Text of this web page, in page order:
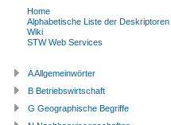
Home
Alphabetische Liste der Deskriptoren
Wiki
STW Web Services
A Allgemeinwörter
B Betriebswirtschaft
G Geographische Begriffe